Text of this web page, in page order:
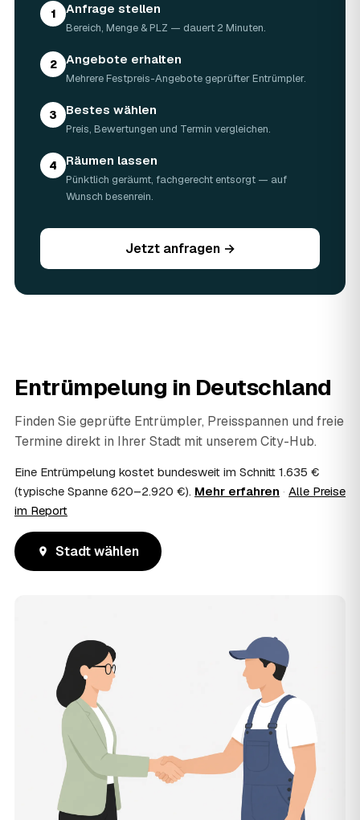
1 Anfrage stellen
Bereich, Menge & PLZ — dauert 2 Minuten.
2 Angebote erhalten
Mehrere Festpreis-Angebote geprüfter Entrümpler.
3 Bestes wählen
Preis, Bewertungen und Termin vergleichen.
4 Räumen lassen
Pünktlich geräumt, fachgerecht entsorgt — auf
Wunsch besenrein.
Jetzt anfragen →
Entrümpelung in Deutschland
Finden Sie geprüfte Entrümpler, Preisspannen und freie
Termine direkt in Ihrer Stadt mit unserem City-Hub.
Eine Entrümpelung kostet bundesweit im Schnitt 1.635 €
(typische Spanne 620–2.920 €). Mehr erfahren · Alle Preise
im Report
Stadt wählen